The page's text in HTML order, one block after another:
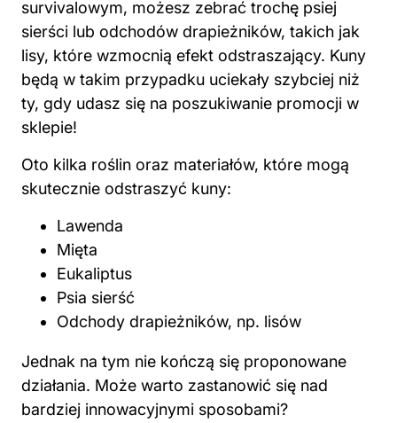
lisy, które wzmocnią efekt odstraszający. Kuny
będą w takim przypadku uciekały szybciej niż
ty, gdy udasz się na poszukiwanie promocji w
sklepie!
Oto kilka roślin oraz materiałów, które mogą
Lawenda
Eukaliptus
Psia sierść
Odchody drapieżników, np. lisów
Jednak na tym nie kończą się proponowane
bardziej innowacyjnymi sposobami?
Ultrasoniczne odstraszacze, emitujące dźwięki
niesłyszalne dla ludzkiego ucha, skutecznie